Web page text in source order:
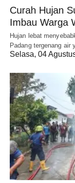
Curah Hujan
Imbau Warga
Hujan lebat
Padang tergenang air
Selasa, 04